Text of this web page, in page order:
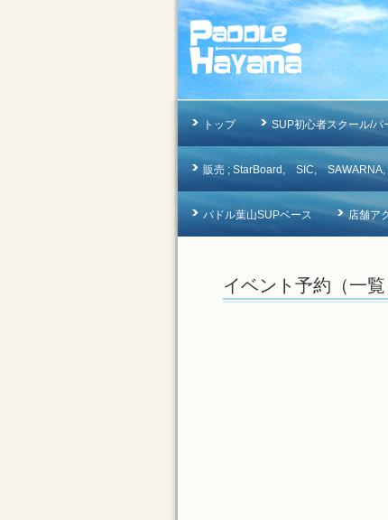
トップ SUP初心者スクール/パ
販売 ; StarBoard, SIC,
パドル葉山SUPベース 店舗ア
イベント予約（一覧